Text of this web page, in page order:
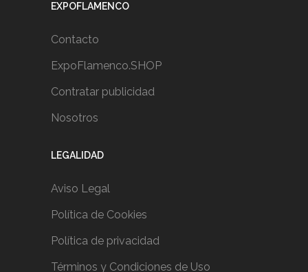
EXPOFLAMENCO
Contacto
ExpoFlamenco.SHOP
Contratar publicidad
Nosotros
LEGALIDAD
Aviso Legal
Política de Cookies
Política de privacidad
Términos y Condiciones de Uso